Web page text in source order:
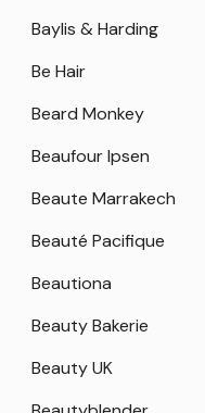
Baylis & Harding
Be Hair
Beard Monkey
Beaufour Ipsen
Beaute Marrakech
Beauté Pacifique
Beautiona
Beauty Bakerie
Beauty UK